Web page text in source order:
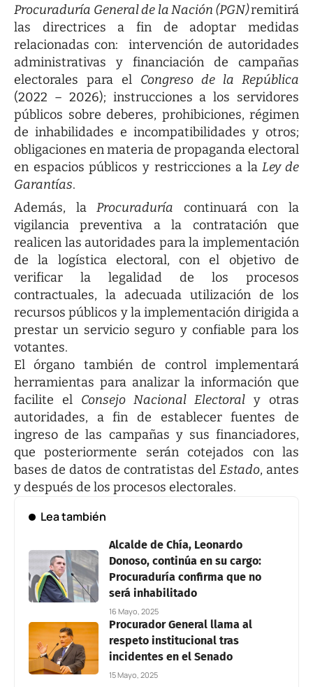
Procuraduría General de la Nación (PGN)remitirá
las directrices a fin de adoptar medidas
relacionadas con: intervención de autoridades
administrativas y financiación de campañas
electorales para el Congreso de la República
(2022 – 2026); instrucciones a los servidores
públicos sobre deberes, prohibiciones, régimen
de inhabilidades e incompatibilidades y otros;
obligaciones en materia de propaganda electoral
en espacios públicos y restricciones a laLey de
Garantías.
Además, laProcuraduría continuará con la
vigilancia preventiva a la contratación que
realicen las autoridades para la implementación
de la logística electoral, con el objetivo de
verificar la legalidad de los procesos
contractuales, la adecuada utilización de los
recursos públicos y la implementación dirigida a
prestar un servicio seguro y confiable para los
votantes.
El órgano también de control implementará
herramientas para analizar la información que
facilite el Consejo Nacional Electoral y otras
autoridades, a fin de establecer fuentes de
ingreso de las campañas y sus financiadores,
que posteriormente serán cotejados con las
bases de datos de contratistas del Estado, antes
y después de los procesos electorales.
Lea también
Alcalde de Chía, Leonardo
Donoso, continúa en su cargo:
Procuraduría confirma que no
será inhabilitado
16 Mayo, 2025
Procurador General llama al
respeto institucional tras
incidentes en el Senado
15 Mayo, 2025